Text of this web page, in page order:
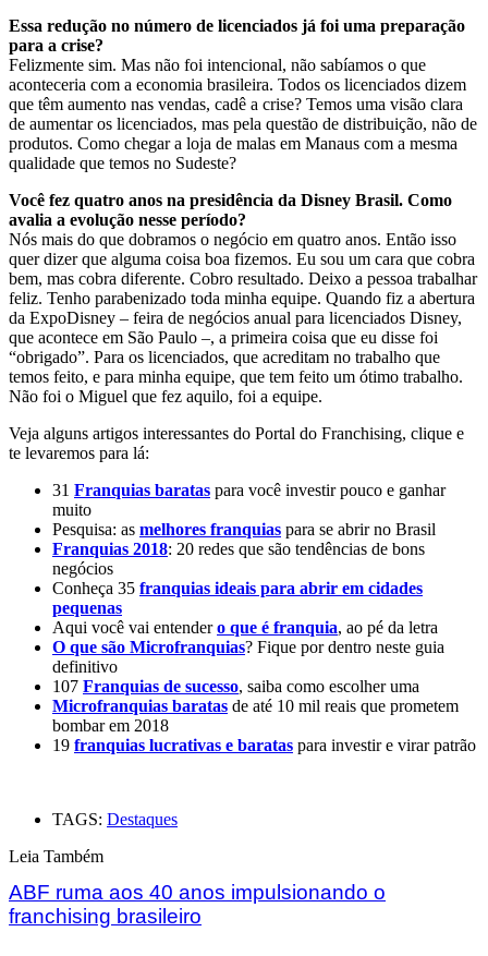
Essa redução no número de licenciados já foi uma preparação
para a crise?
Felizmente sim. Mas não foi intencional, não sabíamos o que
aconteceria com a economia brasileira. Todos os licenciados dizem
que têm aumento nas vendas, cadê a crise? Temos uma visão clara
de aumentar os licenciados, mas pela questão de distribuição, não de
produtos. Como chegar a loja de malas em Manaus com a mesma
qualidade que temos no Sudeste?
Você fez quatro anos na presidência da Disney Brasil. Como
avalia a evolução nesse período?
Nós mais do que dobramos o negócio em quatro anos. Então isso
quer dizer que alguma coisa boa fizemos. Eu sou um cara que cobra
bem, mas cobra diferente. Cobro resultado. Deixo a pessoa trabalhar
feliz. Tenho parabenizado toda minha equipe. Quando fiz a abertura
da ExpoDisney – feira de negócios anual para licenciados Disney,
que acontece em São Paulo –, a primeira coisa que eu disse foi
“obrigado”. Para os licenciados, que acreditam no trabalho que
temos feito, e para minha equipe, que tem feito um ótimo trabalho.
Não foi o Miguel que fez aquilo, foi a equipe.
Veja alguns artigos interessantes do Portal do Franchising, clique e
te levaremos para lá:
31 Franquias baratas para você investir pouco e ganhar
muito
Pesquisa: as melhores franquias para se abrir no Brasil
Franquias 2018: 20 redes que são tendências de bons
negócios
Conheça 35 franquias ideais para abrir em cidades
pequenas
Aqui você vai entendero que é franquia, ao pé da letra
O que são Microfranquias? Fique por dentro neste guia
definitivo
107 Franquias de sucesso, saiba como escolher uma
Microfranquias baratas de até 10 mil reais que prometem
bombar em 2018
19 franquias lucrativas e baratas para investir e virar patrão
TAGS: Destaques
Leia Também
ABF ruma aos 40 anos impulsionando o
franchising brasileiro